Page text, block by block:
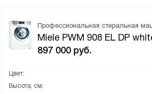
Профессиональная стиральная
Miele PWM 908 EL DP
897 000 руб.
Цвет:
Высота, см: